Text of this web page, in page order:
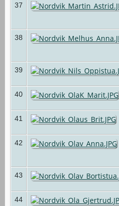
37
38
39
40
41
42
43
44